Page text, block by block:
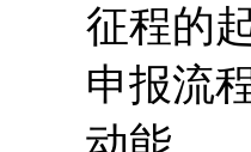
征程的
申报流